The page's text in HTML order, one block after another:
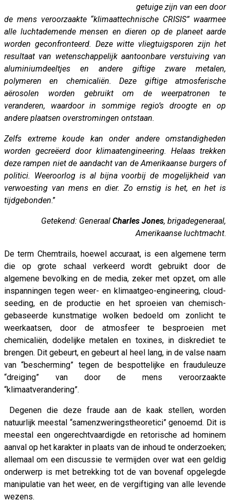
getuige zijn van een door
de mens veroorzaakte “klimaattechnische CRISIS” waarmee
alle luchtademende mensen en dieren op de planeet aarde
worden geconfronteerd. Deze witte vliegtuigsporen zijn het
resultaat van wetenschappelijk aantoonbare verstuiving van
aluminiumdeeltjes en andere giftige zware metalen,
polymeren en chemicaliën. Deze giftige atmosferische
aërosolen worden gebruikt om de weerpatronen te
veranderen, waardoor in sommige regio’s droogte en op
andere plaatsen overstromingen ontstaan.
Zelfs extreme koude kan onder andere omstandigheden
worden gecreëerd door klimaatengineering. Helaas trekken
deze rampen niet de aandacht van de Amerikaanse burgers of
politici. Weeroorlog is al bijna voorbij de mogelijkheid van
verwoesting van mens en dier. Zo ernstig is het, en het is
tijdgebonden.”
Getekend: Generaal Charles Jones, brigadegeneraal,
Amerikaanse luchtmacht.
De term Chemtrails, hoewel accuraat, is een algemene term
die op grote schaal verkeerd wordt gebruikt door de
algemene bevolking en de media, zeker met opzet, om alle
inspanningen tegen weer- en klimaatgeo-engineering, cloud-
seeding, en de productie en het sproeien van chemisch-
gebaseerde kunstmatige wolken bedoeld om zonlicht te
weerkaatsen, door de atmosfeer te besproeien met
chemicaliën, dodelijke metalen en toxines, in diskrediet te
brengen. Dit gebeurt, en gebeurt al heel lang, in de valse naam
van “bescherming” tegen de bespottelijke en frauduleuze
“dreiging” van door de mens veroorzaakte
“klimaatverandering”.
Degenen die deze fraude aan de kaak stellen, worden
natuurlijk meestal “samenzweringstheoretici” genoemd. Dit is
meestal een ongerechtvaardigde en retorische ad hominem
aanval op het karakter in plaats van de inhoud te onderzoeken;
allemaal om een discussie te vermijden over wat een geldig
onderwerp is met betrekking tot de van bovenaf opgelegde
manipulatie van het weer, en de vergiftiging van alle levende
wezens.